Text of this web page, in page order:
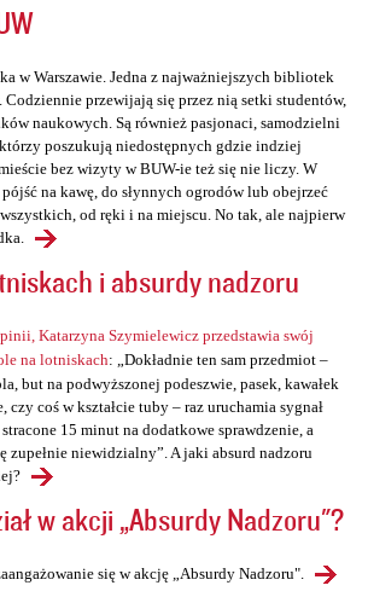
w Warszawie. Jedna z najważniejszych bibliotek
przewijają się przez nią setki studentów,
naukowych. Są również pasjonaci, samodzielni
poszukują niedostępnych gdzie indziej
bez wizyty w BUW-ie też się nie liczy. W
na kawę, do słynnych ogrodów lub obejrzeć
od ręki i na miejscu. No tak, ale najpierw
i absurdy nadzoru
Katarzyna Szymielewicz przedstawia swój
na lotniskach: „Dokładnie ten sam przedmiot –
but na podwyższonej podeszwie, pasek, kawałek
czy coś w kształcie tuby – raz uruchamia sygnał
15 minut na dodatkowe sprawdzenie, a
zupełnie niewidzialny”. A jaki absurd nadzoru
w akcji „Absurdy Nadzoru"?
się w akcję „Absurdy Nadzoru".